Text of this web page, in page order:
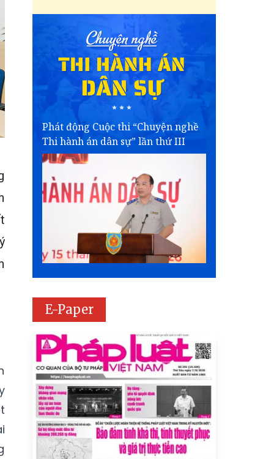
Phát động Cuộc thi “Chuyện nghề
Thi hành án dân sự” lần thứ III
E-Paper